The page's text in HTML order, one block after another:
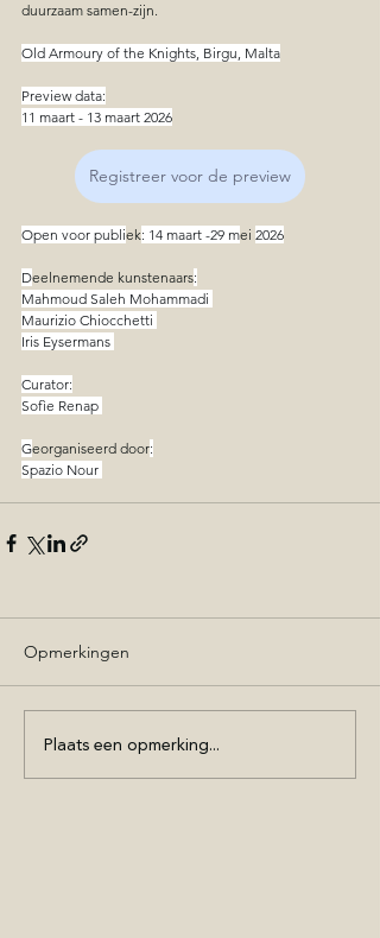
duurzaam samen-zijn.
Old Armoury of the Knights, Birgu, Malta
Preview data:
11 maart - 13 maart 2026
Registreer voor de preview
Open voor publiek: 14 maart -29 mei 2026
Deelnemende kunstenaars:
Mahmoud Saleh Mohammadi
Maurizio Chiocchetti
Iris Eysermans
Curator:
Sofìe Renap
Georganiseerd door:
Spazio Nour
Opmerkingen
Plaats een opmerking...